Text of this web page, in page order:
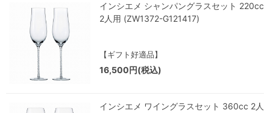
インシエメ シャンパングラスセット 220cc
2人用 (ZW1372-G121417)
【ギフト好適品】
16,500円(税込)
インシエメ ワイングラスセット 360cc 2人